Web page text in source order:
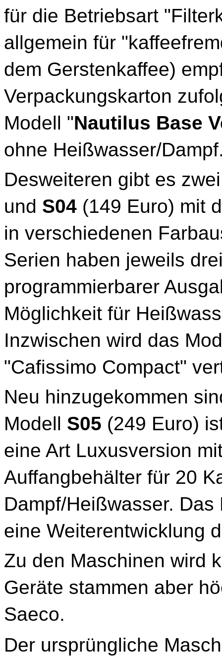
für die Betriebsart
allgemein für
dem Gerstenkaffee)
Verpackungskarton
Modell "Nautilus Base
ohne Heißwasser/
Desweiteren gibt es
und S04 (149 Euro) mit
in verschiedenen
Serien haben jeweils
programmierbarer
Möglichkeit für
Inzwischen wird das
"Cafissimo Compact"
Neu hinzugekommen
Modell S05 (249 Euro)
eine Art Luxusversion
Auffangbehälter für 20
Dampf/Heißwasser.
eine Weiterentwicklung
Zu den Maschinen wird
Geräte stammen aber
Saeco.
Der ursprüngliche